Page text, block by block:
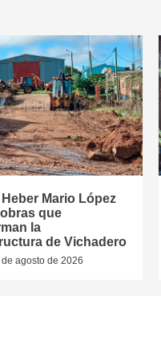
Mario López
que
la
de Vichadero
agosto de 2026